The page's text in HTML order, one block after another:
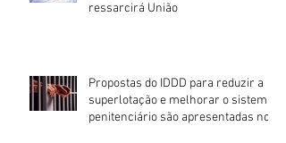
ressarcirá União
Propostas do IDDD para reduzir a
superlotação e melhorar o sistema
penitenciário são apresentadas no